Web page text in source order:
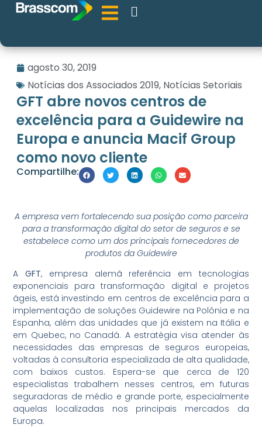
agosto 30, 2019
Notícias dos Associados 2019, Notícias Setoriais
GFT abre novos centros de
excelência para a Guidewire na
Europa e anuncia Macif Group
como novo cliente
Compartilhe:
A empresa vem fortalecendo sua posição como parceira
para a transformação digital do setor de seguros e se
estabelece como um dos principais fornecedores de
produtos da Guidewire
AGFT, empresa alemã referência em tecnologias
exponenciais para transformação digital e projetos
ágeis, está investindo em centros de excelência para a
implementação de soluções Guidewire na Polônia e na
Espanha, além das unidades que já existem na Itália e
em Quebec, no Canadá. A estratégia visa atender às
necessidades das empresas de seguros europeias,
voltadas à consultoria especializada de alta qualidade,
com baixos custos. Espera-se que cerca de 120
especialistas trabalhem nesses centros, em futuras
seguradoras de médio e grande porte, especialmente
aquelas localizadas nos principais mercados da
Europa.